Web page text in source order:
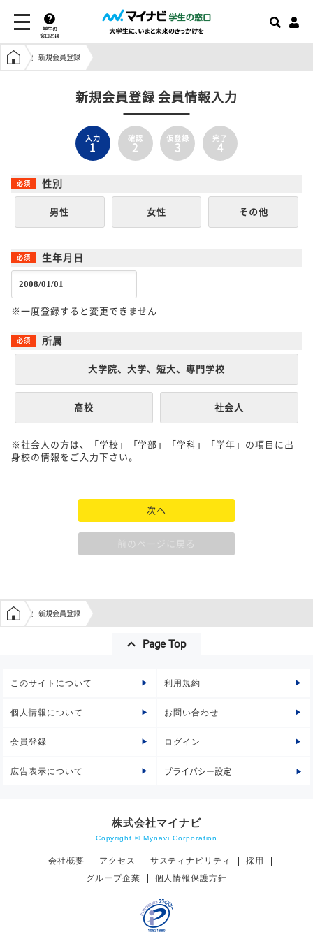
学生の
窓口とは
学生の窓口トップ
新規会員登録
新規会員登録 会員情報入力
入力
1
確認
2
仮登録
3
完了
4
性別
男性 女性 その他
生年月日
※一度登録すると変更できません
所属
大学院、大学、短大、専門学校
高校 社会人
※社会人の方は、「学校」「学部」「学科」「学年」の項目に出
身校の情報をご入力下さい。
次へ
前のページに戻る
学生の窓口トップ
新規会員登録
Page Top
このサイトについて 利用規約
個人情報について お問い合わせ
会員登録 ログイン
広告表示について プライバシー設定
株式会社マイナビ
Copyright © Mynavi Corporation
会社概要 アクセス サスティナビリティ
採用
グループ企業
個人情報保護方針